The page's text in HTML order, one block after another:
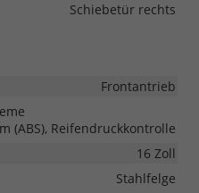
Schiebetür rechts
Frontantrieb
(ABS), Reifendruckkontrolle
16 Zoll
Stahlfelge